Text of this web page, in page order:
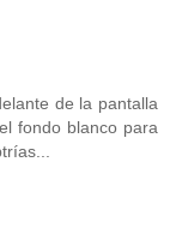
de la pantalla
fondo blanco para